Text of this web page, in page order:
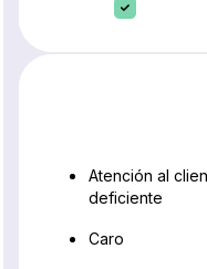
Atención al
deficiente
Caro